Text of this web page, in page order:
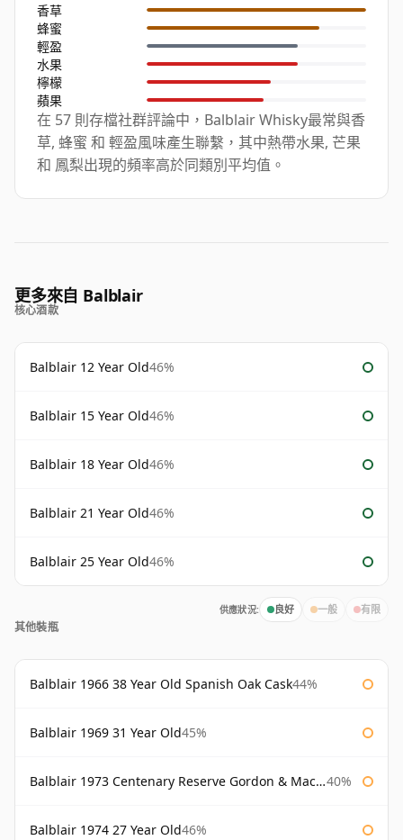
香草
蜂蜜
輕盈
水果
檸檬
蘋果
在 57 則存檔社群評論中，Balblair Whisky最常與香
草, 蜂蜜 和 輕盈風味產生聯繫，其中熱帶水果, 芒果
和 鳳梨出現的頻率高於同類別平均值。
更多來自 Balblair
核心酒款
Balblair 12 Year Old46%
Balblair 15 Year Old46%
Balblair 18 Year Old46%
Balblair 21 Year Old46%
Balblair 25 Year Old46%
供應狀況: 良好 一般 有限
其他裝瓶
Balblair 1966 38 Year Old Spanish Oak Cask44%
Balblair 1969 31 Year Old45%
Balblair 1973 Centenary Reserve Gordon & Macphail 40%
Balblair 1974 27 Year Old46%